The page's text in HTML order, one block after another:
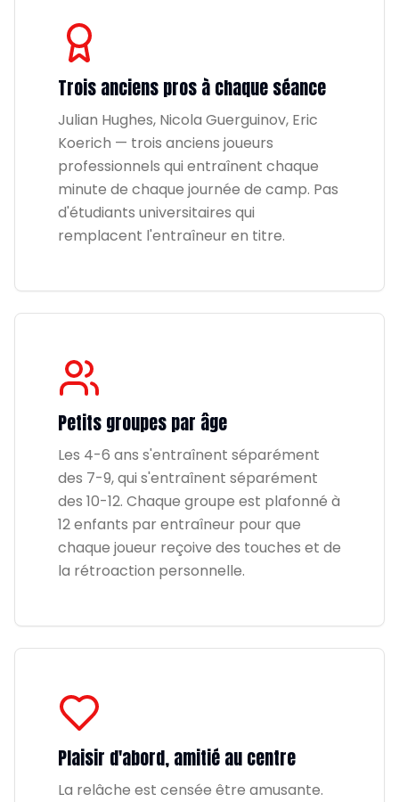
Trois anciens pros à chaque séance
Julian Hughes, Nicola Guerguinov, Eric
Koerich — trois anciens joueurs
professionnels qui entraînent chaque
minute de chaque journée de camp. Pas
d'étudiants universitaires qui
remplacent l'entraîneur en titre.
Petits groupes par âge
Les 4-6 ans s'entraînent séparément
des 7-9, qui s'entraînent séparément
des 10-12. Chaque groupe est plafonné à
12 enfants par entraîneur pour que
chaque joueur reçoive des touches et de
la rétroaction personnelle.
Plaisir d'abord, amitié au centre
La relâche est censée être amusante.